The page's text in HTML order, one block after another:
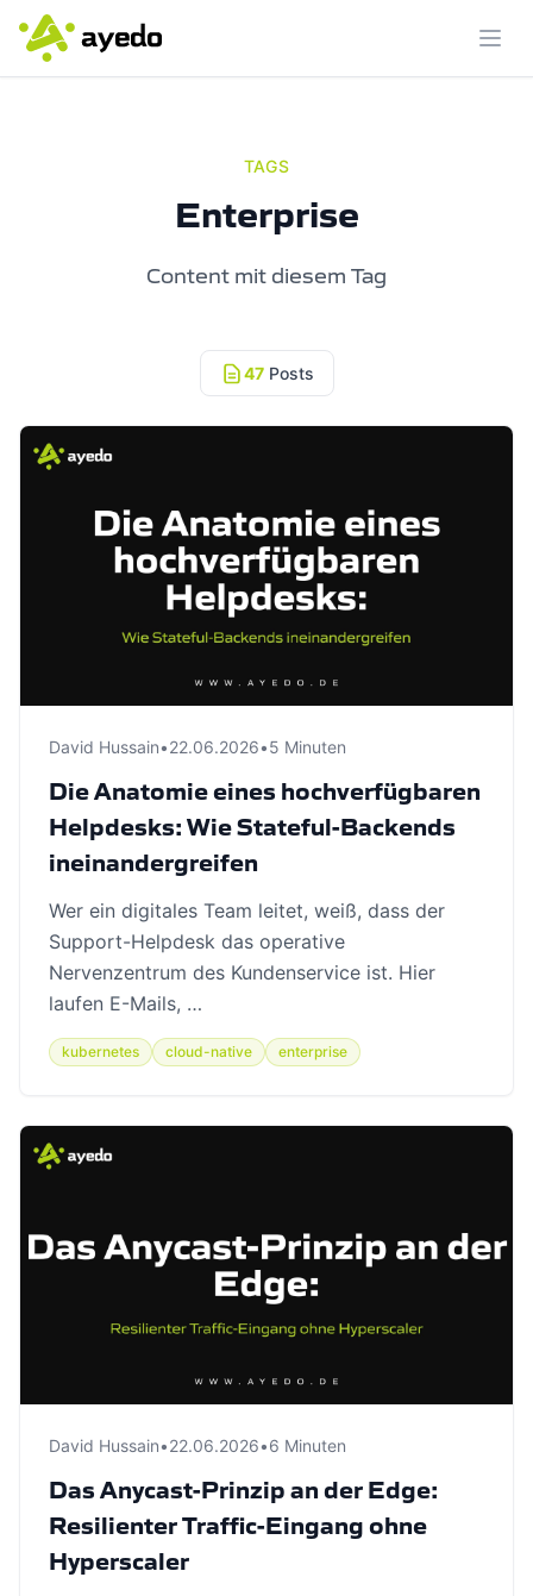
TAGS
Enterprise
Content mit diesem Tag
47Posts
David Hussain•22.06.2026•5 Minuten
Die Anatomie eines hochverfügbaren
Helpdesks: Wie Stateful-Backends
ineinandergreifen
Wer ein digitales Team leitet, weiß, dass der
Support-Helpdesk das operative
Nervenzentrum des Kundenservice ist. Hier
laufen E-Mails, …
kubernetes cloud-native enterprise
David Hussain•22.06.2026•6 Minuten
Das Anycast-Prinzip an der Edge:
Resilienter Traffic-Eingang ohne
Hyperscaler